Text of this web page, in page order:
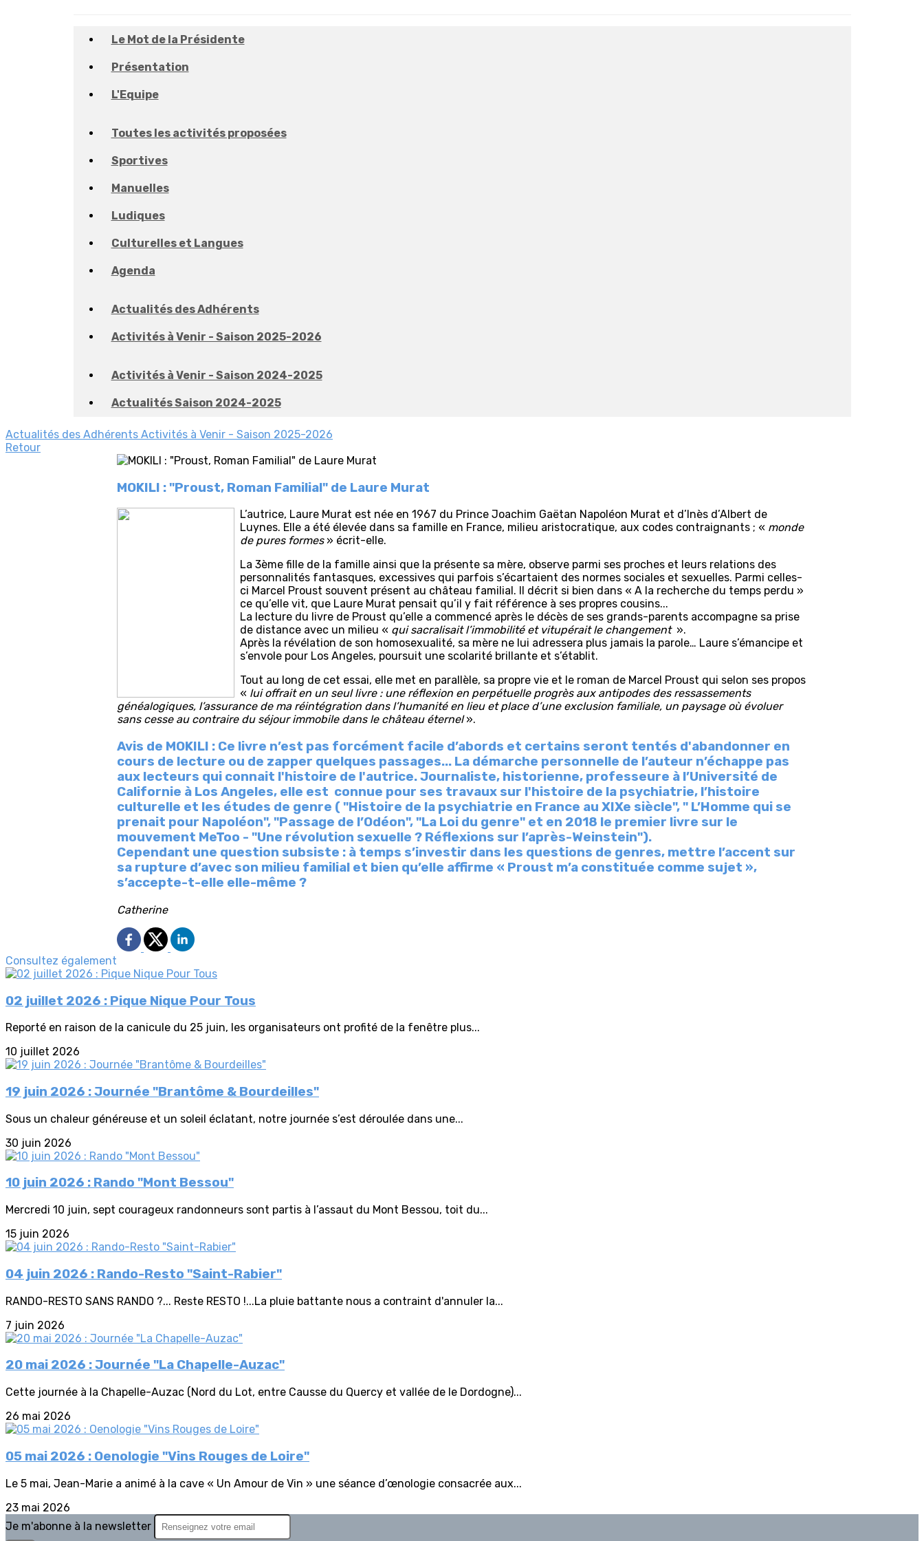
Le Mot de la Présidente
Présentation
L'Equipe
Toutes les activités proposées
Sportives
Manuelles
Ludiques
Culturelles et Langues
Agenda
Actualités des Adhérents
Activités à Venir - Saison 2025-2026
Activités à Venir - Saison 2024-2025
Actualités Saison 2024-2025
Actualités des Adhérents Activités à Venir - Saison 2025-2026
Retour
MOKILI : "Proust, Roman Familial" de Laure Murat
L’autrice, Laure Murat est née en 1967 du Prince Joachim Gaëtan Napoléon Murat et d’Inès d’Albert de
Luynes. Elle a été élevée dans sa famille en France, milieu aristocratique, aux codes contraignants ; « monde
de pures formes» écrit-elle.
La 3ème fille de la famille ainsi que la présente sa mère, observe parmi ses proches et leurs relations des
personnalités fantasques, excessives qui parfois s’écartaient des normes sociales et sexuelles. Parmi celles-
ci Marcel Proust souvent présent au château familial. Il décrit si bien dans « A la recherche du temps perdu »
ce qu’elle vit, que Laure Murat pensait qu’il y fait référence à ses propres cousins...
La lecture du livre de Proust qu’elle a commencé après le décès de ses grands-parents accompagne sa prise
de distance avec un milieu « qui sacralisait l’immobilité et vitupérait le changement ».
Après la révélation de son homosexualité, sa mère ne lui adressera plus jamais la parole… Laure s’émancipe et
s’envole pour Los Angeles, poursuit une scolarité brillante et s’établit.
Tout au long de cet essai, elle met en parallèle, sa propre vie et le roman de Marcel Proust qui selon ses propos
« lui offrait en un seul livre : une réflexion en perpétuelle progrès aux antipodes des ressassements
généalogiques, l’assurance de ma réintégration dans l’humanité en lieu et place d’une exclusion familiale, un paysage où évoluer
sans cesse au contraire du séjour immobile dans le château éternel».
Avis de MOKILI : Ce livre n’est pas forcément facile d’abords et certains seront tentés d'abandonner en
cours de lecture ou de zapper quelques passages... La démarche personnelle de l’auteur n’échappe pas
aux lecteurs qui connait l'histoire de l'autrice. Journaliste, historienne, professeure à l’Université de
Californie à Los Angeles, elle est connue pour ses travaux sur l'histoire de la psychiatrie, l’histoire
culturelle et les études de genre ( "Histoire de la psychiatrie en France au XIXe siècle", " L’Homme qui se
prenait pour Napoléon", "Passage de l’Odéon", "La Loi du genre" et en 2018 le premier livre sur le
mouvement MeToo - "Une révolution sexuelle ? Réflexions sur l’après-Weinstein").
Cependant une question subsiste : à temps s’investir dans les questions de genres, mettre l’accent sur
sa rupture d’avec son milieu familial et bien qu’elle affirme « Proust m’a constituée comme sujet »,
s’accepte-t-elle elle-même ?
Catherine
Consultez également
02 juillet 2026 : Pique Nique Pour Tous
Reporté en raison de la canicule du 25 juin, les organisateurs ont profité de la fenêtre plus...
10 juillet 2026
19 juin 2026 : Journée "Brantôme & Bourdeilles"
Sous un chaleur généreuse et un soleil éclatant, notre journée s’est déroulée dans une...
30 juin 2026
10 juin 2026 : Rando "Mont Bessou"
Mercredi 10 juin, sept courageux randonneurs sont partis à l’assaut du Mont Bessou, toit du...
15 juin 2026
04 juin 2026 : Rando-Resto "Saint-Rabier"
RANDO-RESTO SANS RANDO ?... Reste RESTO !...La pluie battante nous a contraint d'annuler la...
7 juin 2026
20 mai 2026 : Journée "La Chapelle-Auzac"
Cette journée à la Chapelle-Auzac (Nord du Lot, entre Causse du Quercy et vallée de le Dordogne)...
26 mai 2026
05 mai 2026 : Oenologie "Vins Rouges de Loire"
Le 5 mai, Jean-Marie a animé à la cave « Un Amour de Vin » une séance d’œnologie consacrée aux...
23 mai 2026
Je m'abonne à la newsletter